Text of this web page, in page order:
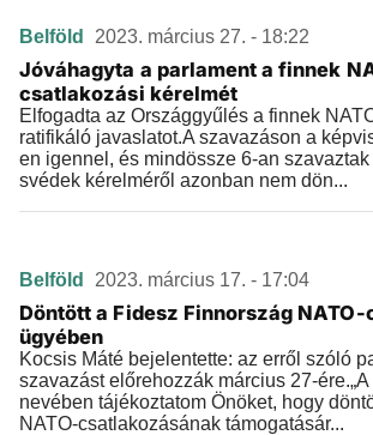
Belföld 2023. március 27. - 18:22
Jóváhagyta a parlament a finnek
csatlakozási kérelmét
Elfogadta az Országgyűlés a finnek
ratifikáló javaslatot.A szavazáson a
en igennel, és mindössze 6-an szavaztak
svédek kérelméről azonban nem dön...
Belföld 2023. március 17. - 17:04
Döntött a Fidesz Finnország
ügyében
Kocsis Máté bejelentette: az erről szóló
szavazást előrehozzák március 27-
nevében tájékoztatom Önöket, hogy
NATO-csatlakozásának támogatásár...